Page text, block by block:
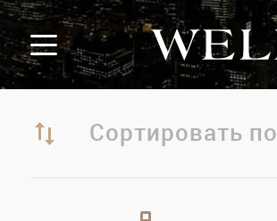
Сортировать по